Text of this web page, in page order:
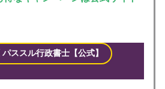
ススル 行政書士【公式】